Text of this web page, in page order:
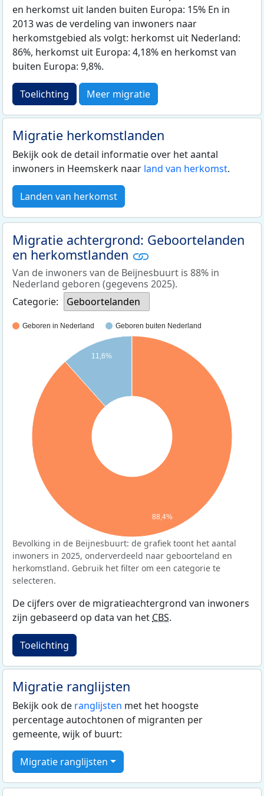
en herkomst uit landen buiten Europa: 15% En in
2013 was de verdeling van inwoners naar
herkomstgebied als volgt: herkomst uit Nederland:
86%, herkomst uit Europa: 4,18% en herkomst van
buiten Europa: 9,8%.
Toelichting Meer migratie
Migratie herkomstlanden
Bekijk ook de detail informatie over het aantal
inwoners in Heemskerk naar land van herkomst.
Landen van herkomst
Migratie achtergrond: Geboortelanden
en herkomstlanden
Van de inwoners van de Beijnesbuurt is 88% in
Nederland geboren (gegevens 2025).
Categorie:
Geboortelanden
Geboren in Nederland Geboren buiten Nederland
11,6%
88,4%
Bevolking in de Beijnesbuurt: de grafiek toont het aantal
inwoners in 2025, onderverdeeld naar geboorteland en
herkomstland. Gebruik het filter om een categorie te
selecteren.
De cijfers over de migratieachtergrond van inwoners
zijn gebaseerd op data van het CBS.
Toelichting
Migratie ranglijsten
Bekijk ook de ranglijsten met het hoogste
percentage autochtonen of migranten per
gemeente, wijk of buurt:
Migratie ranglijsten